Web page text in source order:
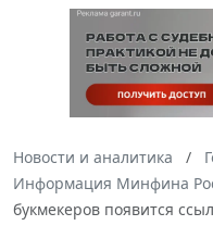
Новости и аналитика
Информация Минфина
букмекеров появится